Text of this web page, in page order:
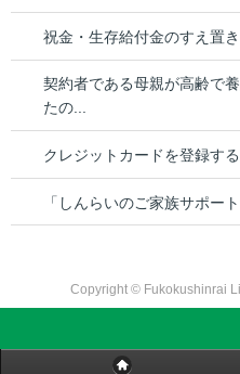
祝金・生存給付金のすえ置き
契約者である母親が高齢で
たの...
クレジットカードを登録す
「しんらいのご家族サポー
Copyright © Fukokushinrai